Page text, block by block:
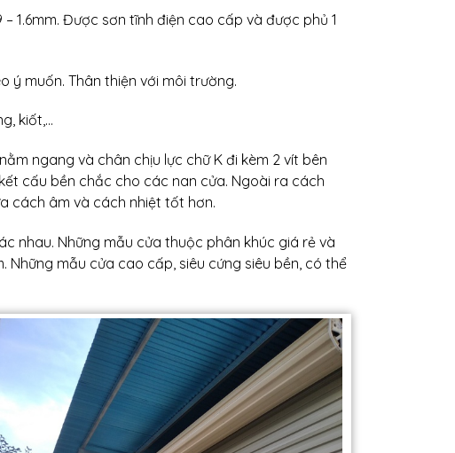
1.6mm. Được sơn tĩnh điện cao cấp và được phủ 1
ý muốn. Thân thiện với môi trường.
kiốt,…
ngang và chân chịu lực chữ K đi kèm 2 vít bên
cấu bền chắc cho các nan cửa. Ngoài ra cách
cách âm và cách nhiệt tốt hơn.
nhau. Những mẫu cửa thuộc phân khúc giá rẻ và
Những mẫu cửa cao cấp, siêu cứng siêu bền, có thể